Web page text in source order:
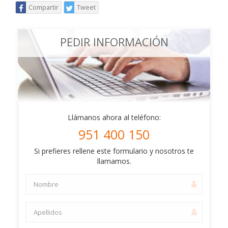
Compartir Tweet
PEDIR INFORMACIÓN
Llámanos ahora al teléfono:
951 400 150
Si prefieres rellene este formulario y nosotros te
llamamos.